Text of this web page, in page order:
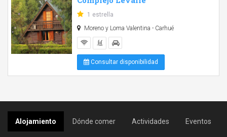
1 estrella
Moreno y Loma Valentina - Carhué
Consultar disponibilidad
Alojamiento Dónde comer Actividades Eventos